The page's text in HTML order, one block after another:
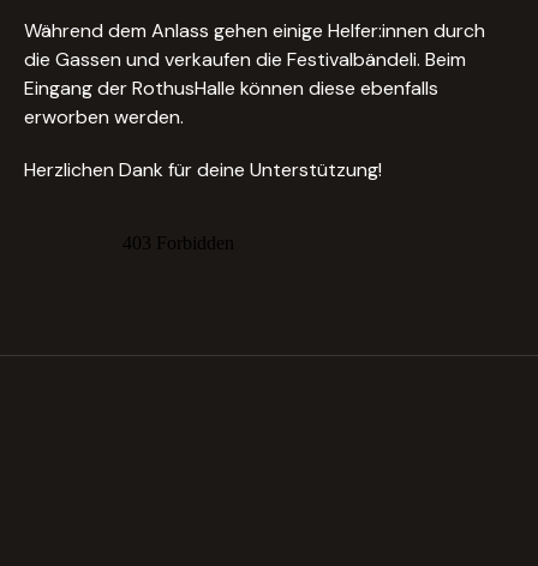
Während dem Anlass gehen einige Helfer:innen durch
die Gassen und verkaufen die Festivalbändeli. Beim
Eingang der RothusHalle können diese ebenfalls
erworben werden.
Herzlichen Dank für deine Unterstützung!